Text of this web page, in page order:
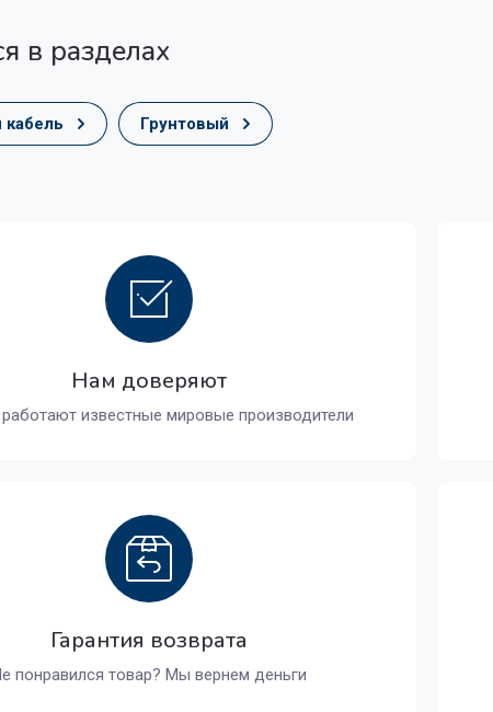
в разделах
кабель Грунтовый
Нам доверяют
известные мировые производители
Гарантия возврата
понравился товар? Мы вернем деньги